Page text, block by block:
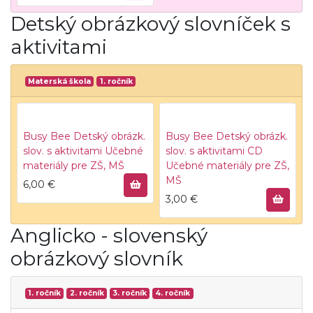
Detský obrázkový slovníček s
aktivitami
Materská škola 1. ročník
Busy Bee Detský obrázk.
slov. s aktivitami Učebné
materiály pre ZŠ, MŠ
6,00 €
Busy Bee Detský obrázk.
slov. s aktivitami CD
Učebné materiály pre ZŠ,
MŠ
3,00 €
Anglicko - slovenský
obrázkový slovník
1. ročník 2. ročník 3. ročník 4. ročník